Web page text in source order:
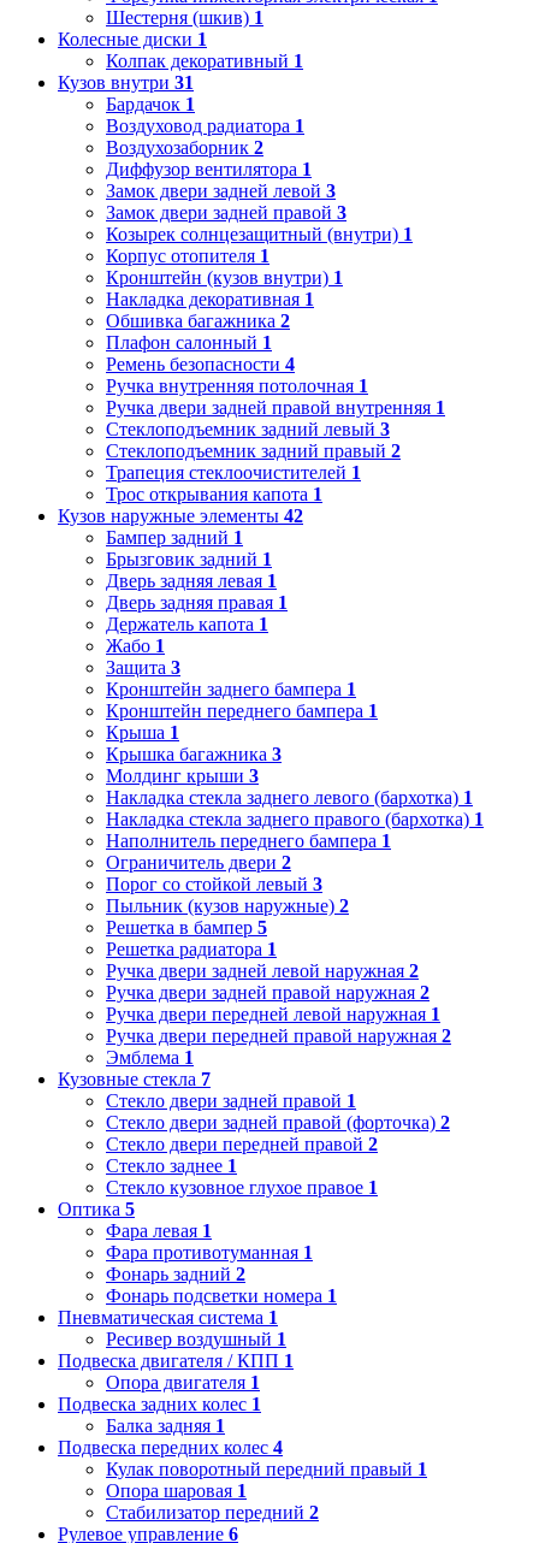
Шестерня (шкив) 1
Колесные диски 1
Колпак декоративный 1
Кузов внутри 31
Бардачок 1
Воздуховод радиатора 1
Воздухозаборник 2
Диффузор вентилятора 1
Замок двери задней левой 3
Замок двери задней правой 3
Козырек солнцезащитный (внутри) 1
Корпус отопителя 1
Кронштейн (кузов внутри) 1
Накладка декоративная 1
Обшивка багажника 2
Плафон салонный 1
Ремень безопасности 4
Ручка внутренняя потолочная 1
Ручка двери задней правой внутренняя 1
Стеклоподъемник задний левый 3
Стеклоподъемник задний правый 2
Трапеция стеклоочистителей 1
Трос открывания капота 1
Кузов наружные элементы 42
Бампер задний 1
Брызговик задний 1
Дверь задняя левая 1
Дверь задняя правая 1
Держатель капота 1
Жабо 1
Защита 3
Кронштейн заднего бампера 1
Кронштейн переднего бампера 1
Крыша 1
Крышка багажника 3
Молдинг крыши 3
Накладка стекла заднего левого (бархотка) 1
Накладка стекла заднего правого (бархотка) 1
Наполнитель переднего бампера 1
Ограничитель двери 2
Порог со стойкой левый 3
Пыльник (кузов наружные) 2
Решетка в бампер 5
Решетка радиатора 1
Ручка двери задней левой наружная 2
Ручка двери задней правой наружная 2
Ручка двери передней левой наружная 1
Ручка двери передней правой наружная 2
Эмблема 1
Кузовные стекла 7
Стекло двери задней правой 1
Стекло двери задней правой (форточка) 2
Стекло двери передней правой 2
Стекло заднее 1
Стекло кузовное глухое правое 1
Оптика 5
Фара левая 1
Фара противотуманная 1
Фонарь задний 2
Фонарь подсветки номера 1
Пневматическая система 1
Ресивер воздушный 1
Подвеска двигателя / КПП 1
Опора двигателя 1
Подвеска задних колес 1
Балка задняя 1
Подвеска передних колес 4
Кулак поворотный передний правый 1
Опора шаровая 1
Стабилизатор передний 2
Рулевое управление 6